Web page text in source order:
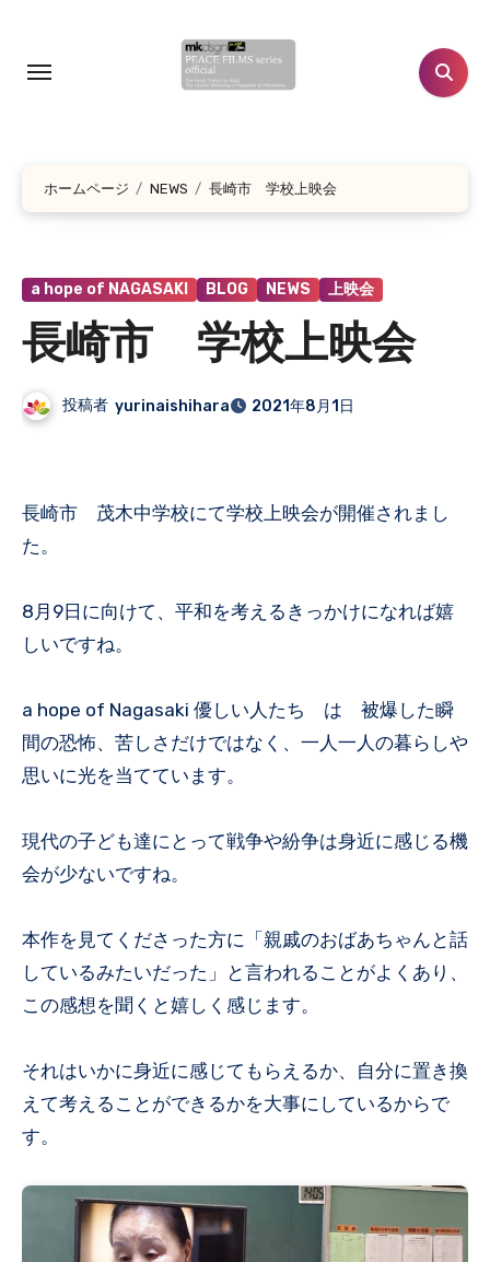
ホームページ NEWS 長崎市 学校上映会
a hope of NAGASAKI BLOG NEWS 上映会
長崎市 学校上映会
投稿者 yurinaishihara 2021年8月1日
長崎市 茂木中学校にて学校上映会が開催されまし
た。
8月9日に向けて、平和を考えるきっかけになれば嬉
しいですね。
a hope of Nagasaki 優しい人たち は 被爆した瞬
間の恐怖、苦しさだけではなく、一人一人の暮らしや
思いに光を当てています。
現代の子ども達にとって戦争や紛争は身近に感じる機
会が少ないですね。
本作を見てくださった方に「親戚のおばあちゃんと話
しているみたいだった」と言われることがよくあり、
この感想を聞くと嬉しく感じます。
それはいかに身近に感じてもらえるか、自分に置き換
えて考えることができるかを大事にしているからで
す。